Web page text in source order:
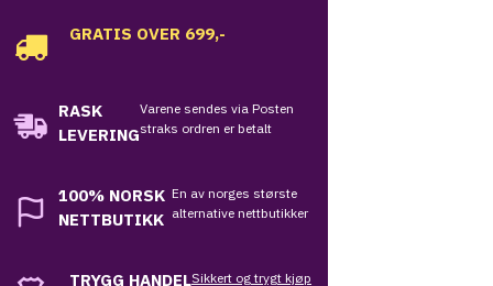
GRATIS OVER 699,-
RASK
LEVERING
Varene sendes via Posten
straks ordren er betalt
100% NORSK
NETTBUTIKK
En av norges største
alternative nettbutikker
TRYGG HANDELSikkert og trygt kjøp